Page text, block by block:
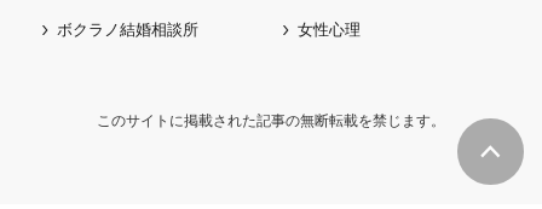
ボクラノ結婚相談所 女性心理
このサイトに掲載された記事の無断転載を禁じます。